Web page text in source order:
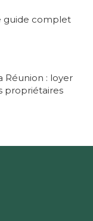
guide complet
Réunion : loyer
propriétaires